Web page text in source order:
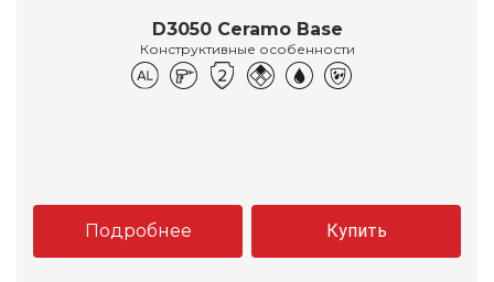
D3050 Ceramo Base
Конструктивные особенности
Подробнее Купить